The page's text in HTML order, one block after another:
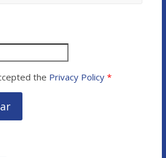
the Privacy Policy*